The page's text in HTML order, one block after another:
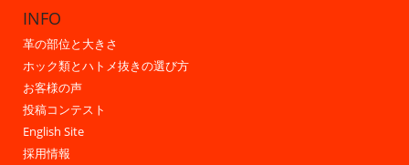
INFO
革の部位と大きさ
ホック類とハトメ抜きの選び方
お客様の声
投稿コンテスト
English Site
採用情報